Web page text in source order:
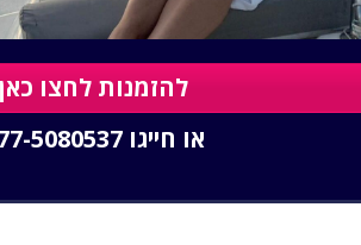
להזמנות לחצו כאן
או חייגו5080537